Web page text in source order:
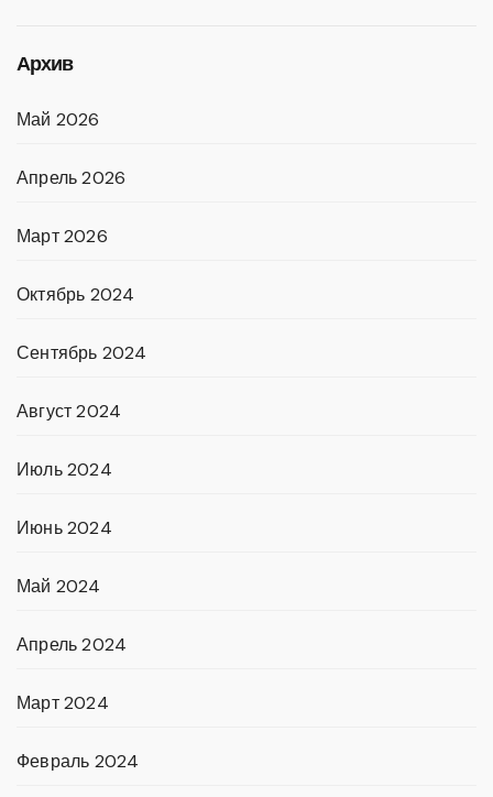
Архив
Май 2026
Апрель 2026
Март 2026
Октябрь 2024
Сентябрь 2024
Август 2024
Июль 2024
Июнь 2024
Май 2024
Апрель 2024
Март 2024
Февраль 2024